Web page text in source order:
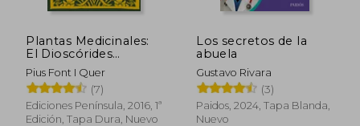
40%
dcto. $ 44.89
45%
dcto. $
Plantas Medicinales:
El Dioscórides
Renovado
Pius Font I Quer
(7)
Ediciones Península, 2016, 1ª
Edición, Tapa Dura, Nuevo
Los secretos de la
abuela
Gustavo Rivara
(3)
Paidos, 2024, Tapa Blanda,
Nuevo